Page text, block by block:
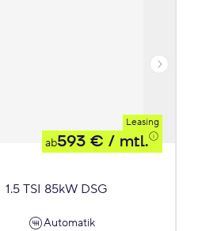
Leasing
ab593 € / mtl.
1.5 TSI 85kW DSG
Automatik